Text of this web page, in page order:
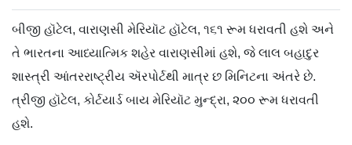
બીજી હૉટેલ, વારાણસી મેરિયૉટ હૉટેલ, ૧૬૧ રૂમ ધરાવતી હશે અને
તે ભારતના આધ્યાત્મિક શહેર વારાણસીમાં હશે, જે લાલ બહાદુર
શાસ્ત્રી આંતરરાષ્ટ્રીય ઍરપોર્ટથી માત્ર છ મિનિટના અંતરે છે.
ત્રીજી હૉટેલ, કોર્ટયાર્ડ બાય મેરિયૉટ મુન્દ્રા, ૨૦૦ રૂમ ધરાવતી
હશે.